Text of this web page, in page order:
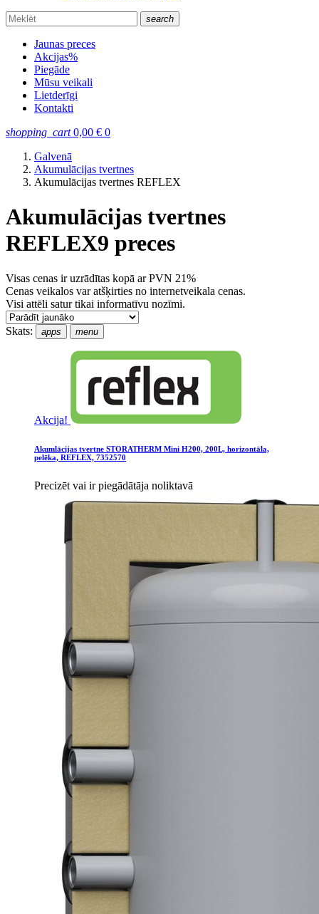
search
Jaunas preces
Akcijas%
Piegāde
Mūsu veikali
Lietderīgi
Kontakti
shopping_cart 0,00 € 0
Galvenā
Akumulācijas tvertnes
Akumulācijas tvertnes REFLEX
Akumulācijas tvertnes
REFLEX9 preces
Visas cenas ir uzrādītas kopā ar PVN 21%
Cenas veikalos var atšķirties no internetveikala cenas.
Visi attēli satur tikai informatīvu nozīmi.
Skats: apps menu
Akcija!
Akumlācijas tvertne STORATHERM Mini H200, 200L, horizontāla,
pelēka, REFLEX, 7352570
Precizēt vai ir piegādātāja noliktavā